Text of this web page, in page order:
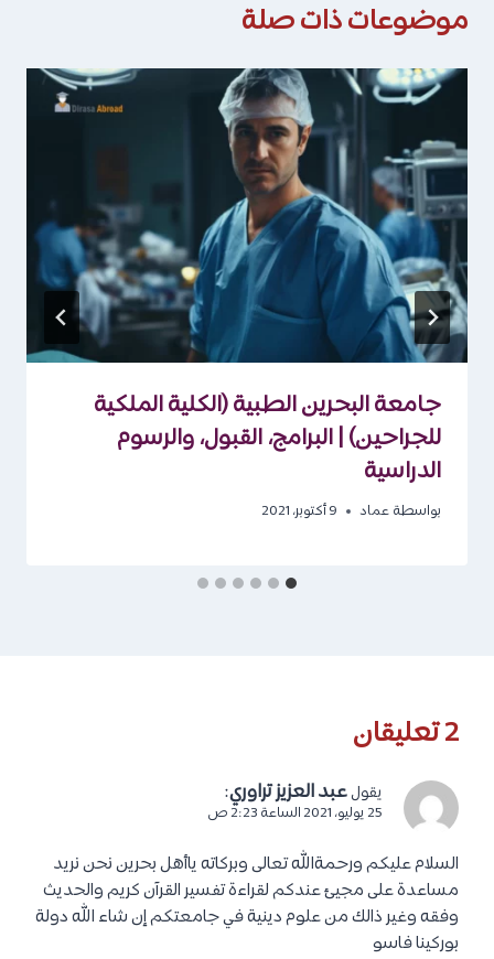
موضوعات ذات صلة
جامعة البحرين الطبية (الكلية الملكية
للجراحين) | البرامج، القبول، والرسوم
الدراسية
بواسطة عماد 9 أكتوبر، 2021
2 تعليقان
يقول عبد العزيز تراوري:
25 يوليو، 2021 الساعة 2:23 ص
السلام عليكم ورحمةالله تعالى وبركاته ياأهل بحرين نحن نريد
مساعدة على مجيئ عندكم لقراءة تفسير القرآن كريم والحديث
وفقه وغير ذالك من علوم دينية في جامعتكم إن شاء الله دولة
بوركينا فاسو